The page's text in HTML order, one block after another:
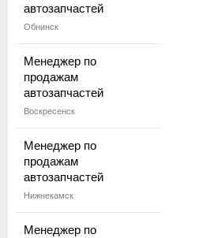
автозапчастей
Обнинск
Менеджер по
продажам
автозапчастей
Воскресенск
Менеджер по
продажам
автозапчастей
Нижнекамск
Менеджер по